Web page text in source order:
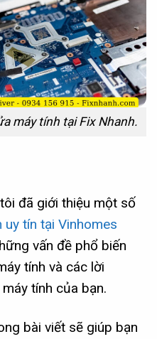
máy tính tại Fix Nhanh.
đã giới thiệu một số
tín tại Vinhomes
vấn đề phổ biến
tính và các lời
tính của bạn.
bài viết sẽ giúp bạn